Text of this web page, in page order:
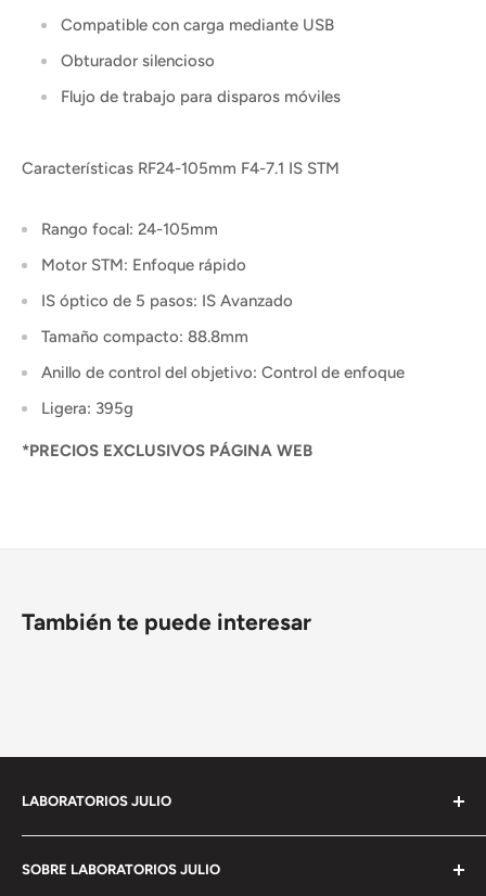
Compatible con carga mediante USB
Obturador silencioso
Flujo de trabajo para disparos móviles
Características RF24-105mm F4-7.1 IS STM
Rango focal: 24-105mm
Motor STM: Enfoque rápido
IS óptico de 5 pasos: IS Avanzado
Tamaño compacto: 88.8mm
Anillo de control del objetivo: Control de enfoque
Ligera: 395g
*PRECIOS EXCLUSIVOS PÁGINA WEB
También te puede interesar
LABORATORIOS JULIO
Empresa 100% Mexicana con mas de 90 años de
experiencia en
SOBRE LABORATORIOS JULIO